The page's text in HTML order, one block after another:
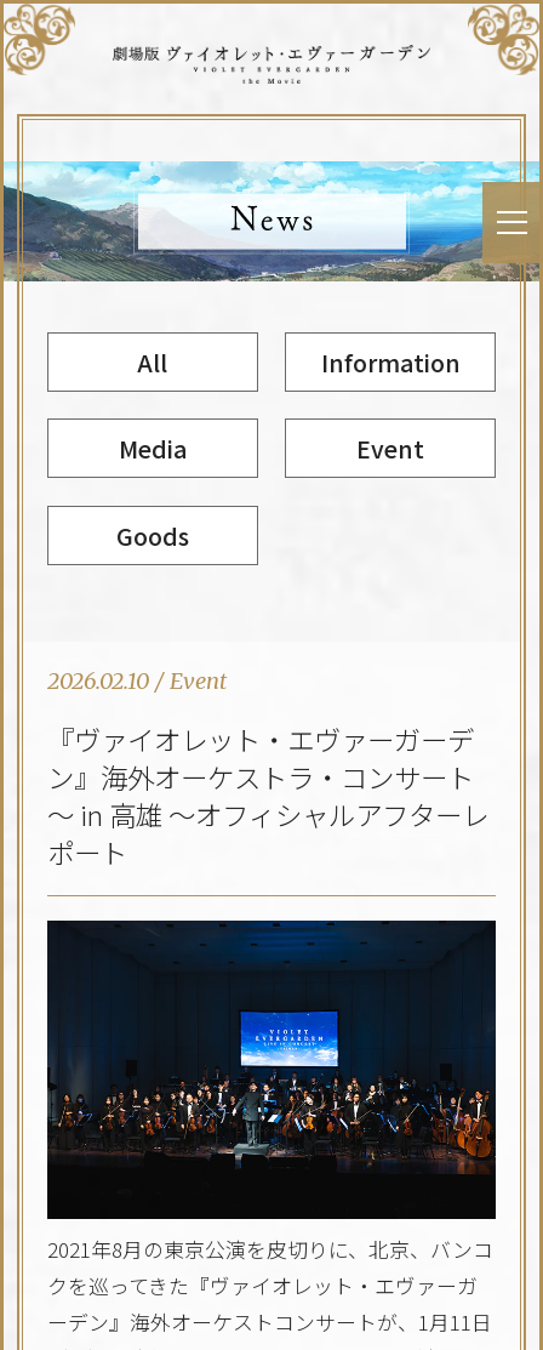
All Information
Media Event
Goods
2026.02.10 / Event
『ヴァイオレット・エヴァーガーデ
ン』海外オーケストラ・コンサート
～ in 高雄 ～オフィシャルアフターレ
ポート
2021年8月の東京公演を皮切りに、北京、バンコ
クを巡ってきた『ヴァイオレット・エヴァーガ
ーデン』海外オーケストコンサートが、1月11日